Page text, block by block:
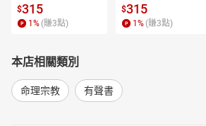
$315
1% (賺3點)
$315
1% (賺3點)
本店相關類別
命理宗教 有聲書